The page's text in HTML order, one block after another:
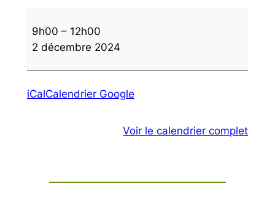
9h00 – 12h00
2 décembre 2024
iCalCalendrier Google
Voir le calendrier complet